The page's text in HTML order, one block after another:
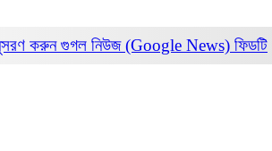
করুনগুগল নিউজ (Google News) ফিডটি